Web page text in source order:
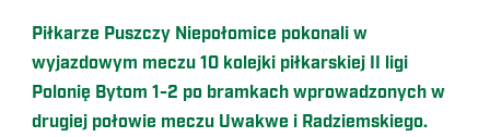
Piłkarze Puszczy Niepołomice pokonali w
wyjazdowym meczu 10 kolejki piłkarskiej II ligi
Polonię Bytom 1-2 po bramkach wprowadzonych w
drugiej połowie meczu Uwakwe i Radziemskiego.